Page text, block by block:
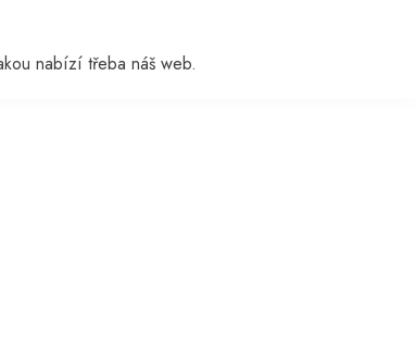
nabízí třeba náš web.